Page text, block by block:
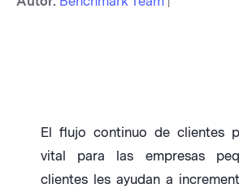
El flujo continuo de clientes
vital para las empresas
clientes les ayudan a